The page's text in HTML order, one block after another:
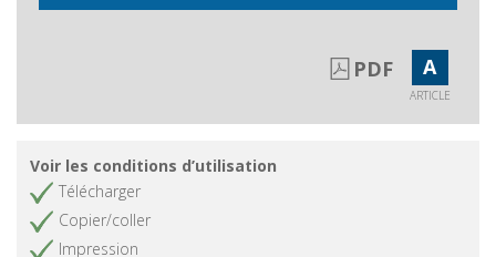
PDF A
ARTICLE
Voir les conditions d’utilisation
Télécharger
Copier/coller
Impression